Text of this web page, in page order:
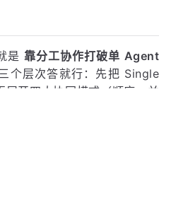
是 靠分工协作打破单 Agent
个层次答就行：先把 Single
开四大协同模式（顺序、并